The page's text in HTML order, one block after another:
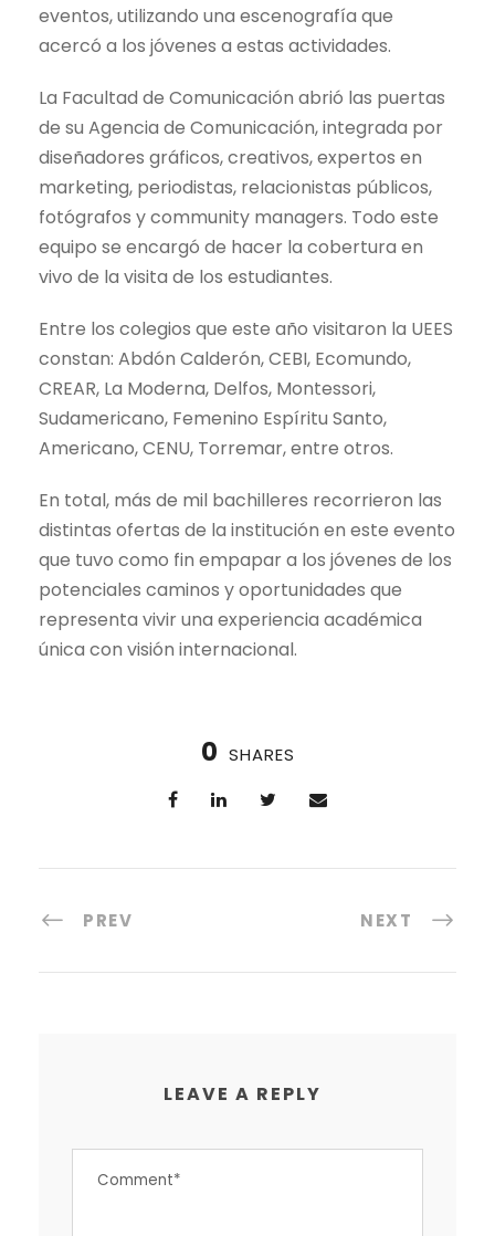
eventos, utilizando una escenografía que
acercó a los jóvenes a estas actividades.
La Facultad de Comunicación abrió las puertas
de su Agencia de Comunicación, integrada por
diseñadores gráficos, creativos, expertos en
marketing, periodistas, relacionistas públicos,
fotógrafos y community managers. Todo este
equipo se encargó de hacer la cobertura en
vivo de la visita de los estudiantes.
Entre los colegios que este año visitaron la UEES
constan: Abdón Calderón, CEBI, Ecomundo,
CREAR, La Moderna, Delfos, Montessori,
Sudamericano, Femenino Espíritu Santo,
Americano, CENU, Torremar, entre otros.
En total, más de mil bachilleres recorrieron las
distintas ofertas de la institución en este evento
que tuvo como fin empapar a los jóvenes de los
potenciales caminos y oportunidades que
representa vivir una experiencia académica
única con visión internacional.
0 SHARES
PREV NEXT
LEAVE A REPLY